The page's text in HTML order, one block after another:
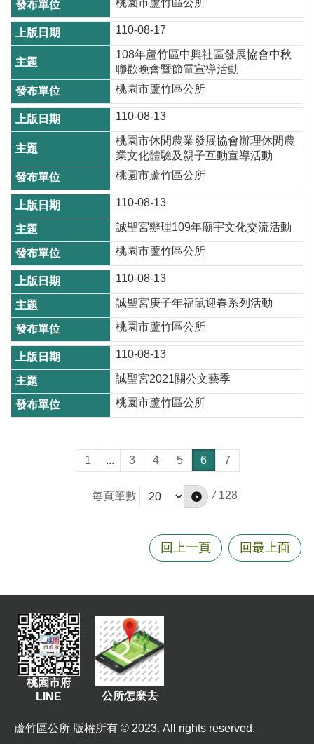
政
府
網
資
料
開
放
告
網
站
安
全
政
策
桃園市蘆竹區公所
110-08-17
108年蘆竹區中興社區發展協會中秋
聯歡晚會暨節電宣導活動
桃園市蘆竹區公所
110-08-13
桃園市休閒農業發展協會辦理休閒農
業文化體驗及親子互動宣導活動
桃園市蘆竹區公所
110-08-13
誠聖宮辦理109年廟宇文化交流活動
桃園市蘆竹區公所
110-08-13
誠聖宮庚子年福鼠迎春系列活動
桃園市蘆竹區公所
110-08-13
誠聖宮2021關公文藝季
桃園市蘆竹區公所
1 ... 3 4 5 6 7
每頁筆數 / 128
回上一頁 回最上面
桃園市府
LINE
公所怎麼去
蘆竹區公所 版權所有 © 2023. All rights reserved.